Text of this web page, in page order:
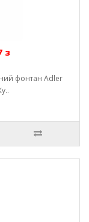
з
фонтан Adler